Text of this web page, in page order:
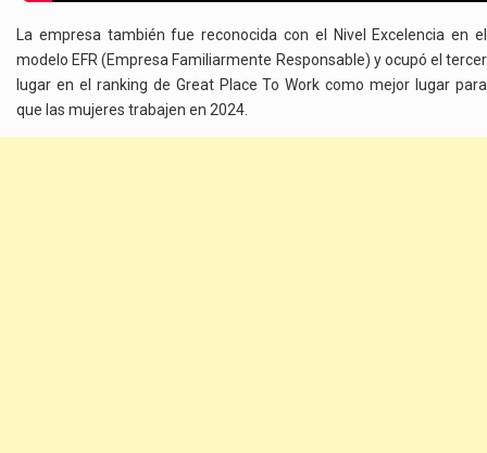
La empresa también fue reconocida con el Nivel Excelencia en el
modelo EFR (Empresa Familiarmente Responsable) y ocupó el tercer
lugar en el ranking de Great Place To Work como mejor lugar para
que las mujeres trabajen en 2024.